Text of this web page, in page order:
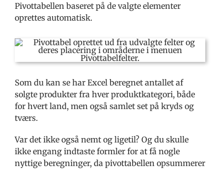
Pivottabellen baseret på de valgte elementer
oprettes automatisk.
Som du kan se har Excel beregnet antallet af
solgte produkter fra hver produktkategori, både
for hvert land, men også samlet set på kryds og
tværs.
Var det ikke også nemt og ligetil? Og du skulle
ikke engang indtaste formler for at få nogle
nyttige beregninger, da pivottabellen opsummerer